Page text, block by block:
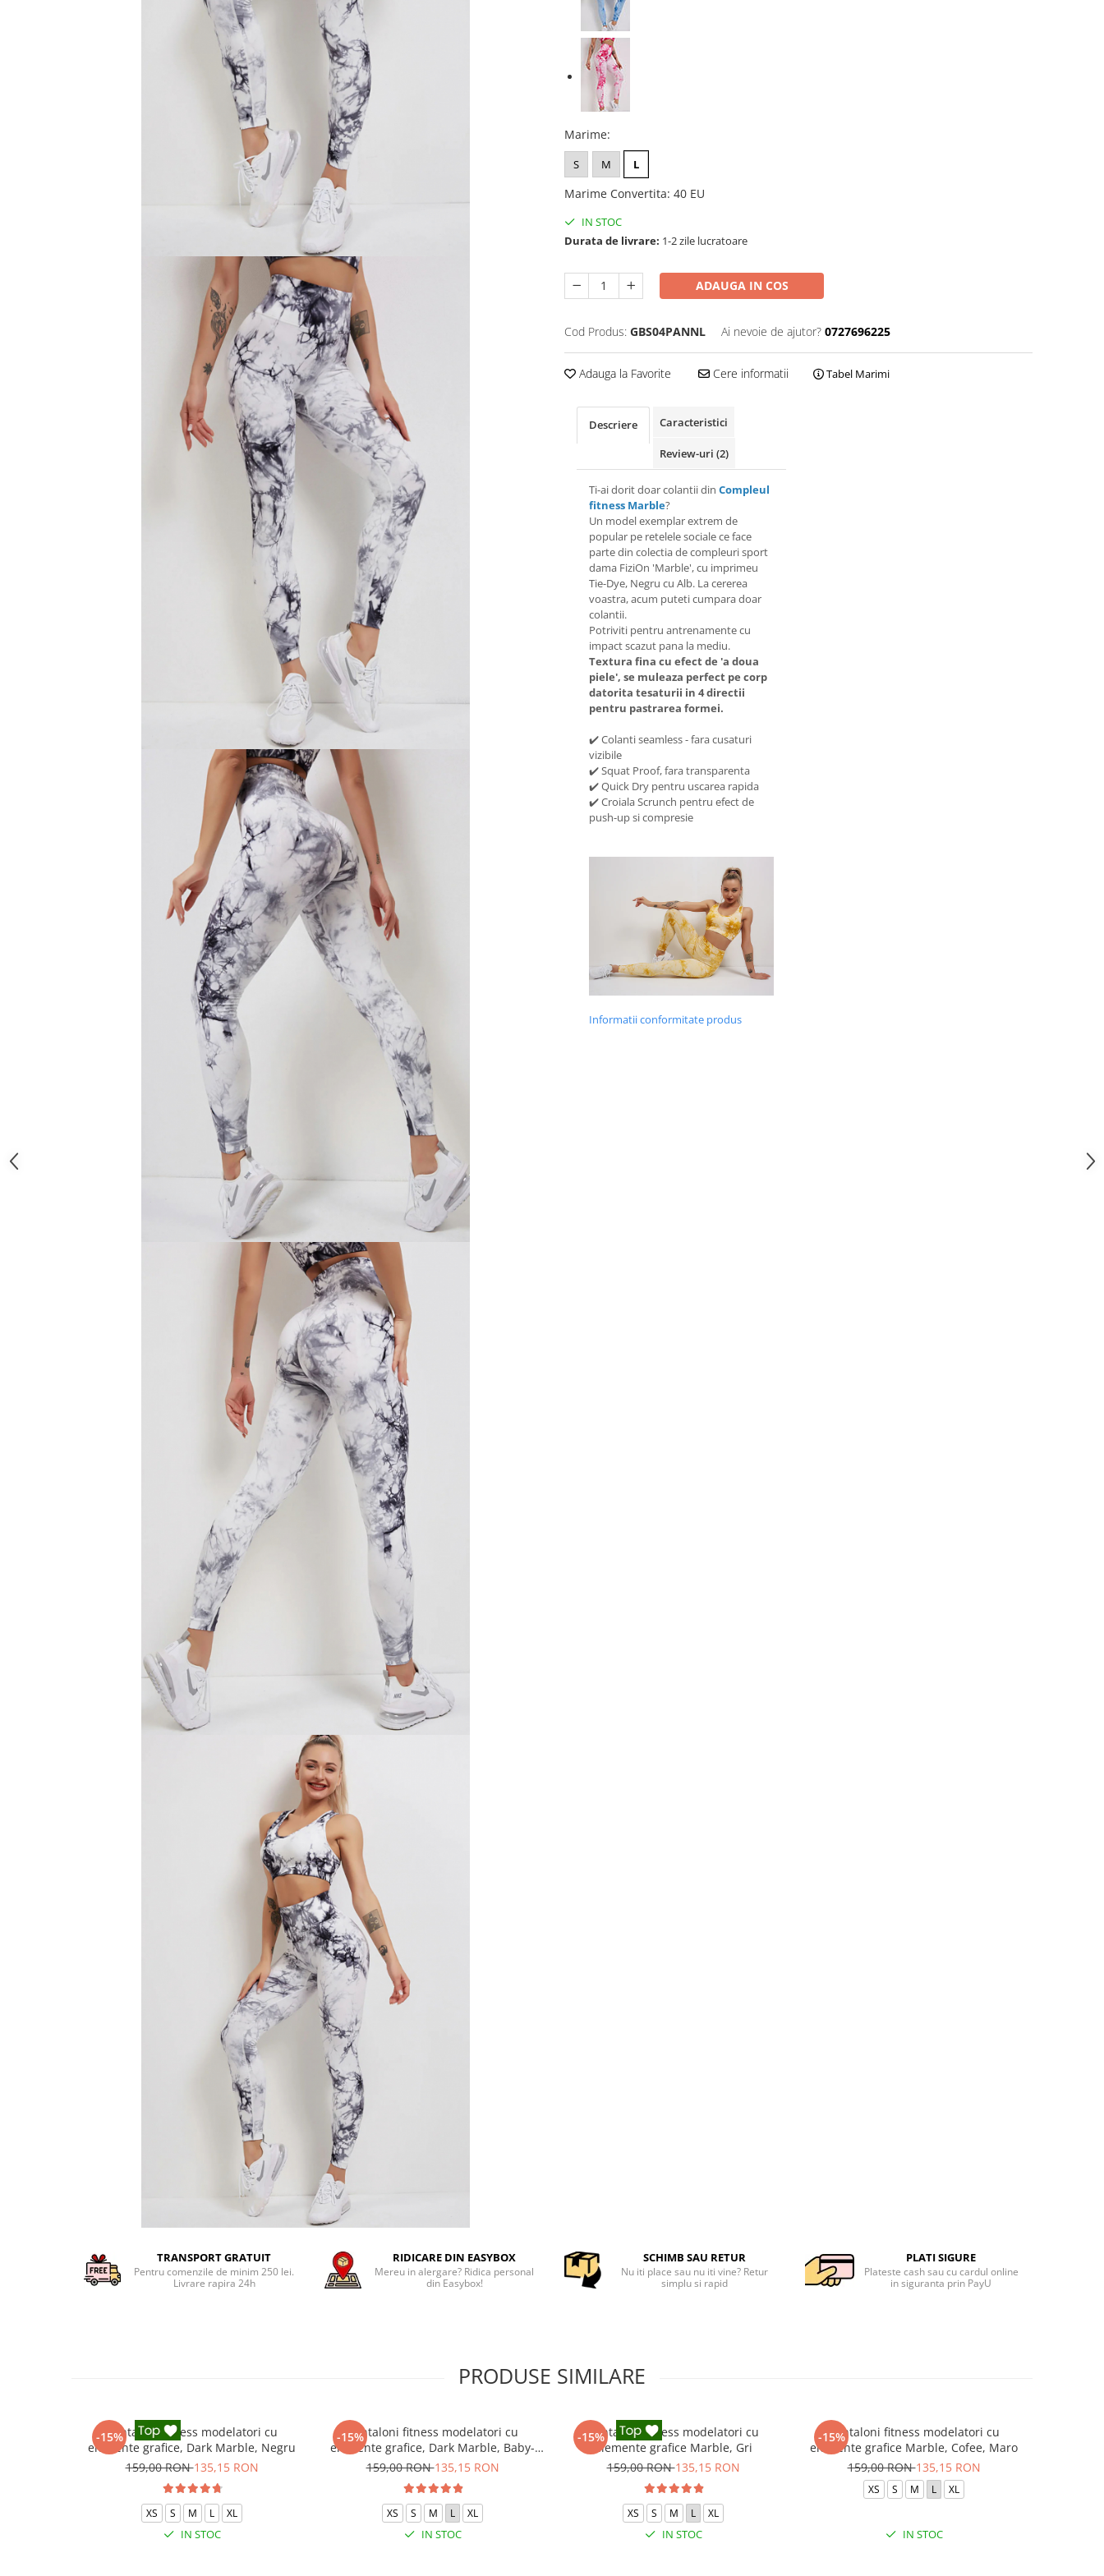
Marime:
S M L
Marime Convertita: 40 EU
IN STOC
Durata de livrare: 1-2 zile lucratoare
ADAUGA IN COS
Cod Produs: GBS04PANNL Ai nevoie de ajutor? 0727696225
Adauga la Favorite Cere informatii Tabel Marimi
Descriere Caracteristici
Review-uri (2)
Ti-ai dorit doar colantii din Compleul
fitness Marble?
Un model exemplar extrem de
popular pe retelele sociale ce face
parte din colectia de compleuri sport
dama FiziOn 'Marble', cu imprimeu
Tie-Dye, Negru cu Alb. La cererea
voastra, acum puteti cumpara doar
colantii.
Potriviti pentru antrenamente cu
impact scazut pana la mediu.
Textura fina cu efect de 'a doua
piele', se muleaza perfect pe corp
datorita tesaturii in 4 directii
pentru pastrarea formei.
✔️ Colanti seamless - fara cusaturi
vizibile
✔️ Squat Proof, fara transparenta
✔️ Quick Dry pentru uscarea rapida
✔️ Croiala Scrunch pentru efect de
push-up si compresie
Informatii conformitate produs
TRANSPORT GRATUIT
Pentru comenzile de minim 250 lei.
Livrare rapira 24h
RIDICARE DIN EASYBOX
Mereu in alergare? Ridica personal
din Easybox!
SCHIMB SAU RETUR
Nu iti place sau nu iti vine? Retur
simplu si rapid
PLATI SIGURE
Plateste cash sau cu cardul online
in siguranta prin PayU
PRODUSE SIMILARE
-15%
Pantaloni fitness modelatori cu
elemente grafice, Dark Marble, Negru
159,00 RON135,15 RON
XS S M L XL
IN STOC
-15%
Pantaloni fitness modelatori cu
elemente grafice, Dark Marble, Baby-
Pink, Roz
159,00 RON135,15 RON
XS S M L XL
IN STOC
-15%
Pantaloni fitness modelatori cu
elemente grafice Marble, Gri
159,00 RON135,15 RON
XS S M L XL
IN STOC
-15%
Pantaloni fitness modelatori cu
elemente grafice Marble, Cofee, Maro
159,00 RON135,15 RON
XS S M L XL
IN STOC